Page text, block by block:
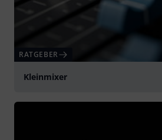
RATGEBER
Kleinmixer